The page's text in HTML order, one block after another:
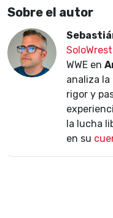
Sobre el autor
WWE en
analiza
rigor y
la lucha
en su